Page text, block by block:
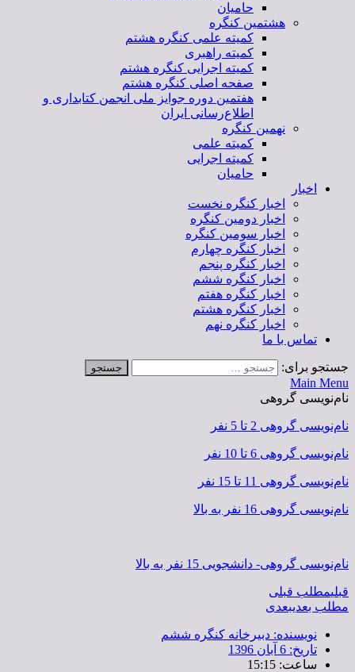
حامیان
هشتمین کنگره
کمیته علمی کنگره هشتم
کمیته راهبری
کمیته اجرایی کنگره هشتم
صفحه اصلی کنگره هشتم
هفتمین دوره جوایز ملی انجمن کتابداری و
اطلاع‌رسانی ایران
نهمین کنگره
کمیته علمی
کمیته اجرایی
حامیان
اخبار
اخبار کنگره نخست
اخبار دومین کنگره
اخبار سومین کنگره
اخبار کنگره چهارم
اخبار کنگره پنجم
اخبار کنگره ششم
اخبار کنگره هفتم
اخبار کنگره هشتم
اخبار کنگره نهم
تماس با ما
جستجو برای:
Main Menu
نام‌نویسی گروهی
نام‌نویسی گروهی 2 تا 5 نفر
نام‌نویسی گروهی 6 تا 10 نفر
نام‌نویسی گروهی 11 تا 15 نفر
نام‌نویسی گروهی 16 نفر به بالا
نام‌نویسی گروهی- دانشجویی 15 نفر به بالا
قبلیمطلب قبلی
مطلب بعدیبعدی
نویسنده: دبیرخانه کنگره ششم
تاریخ: 6 آبان 1396
ساعت: 15:15